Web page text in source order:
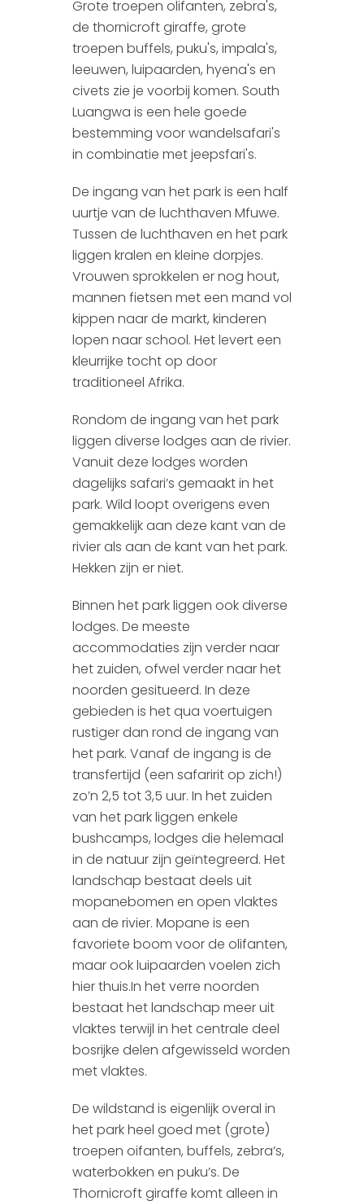
Grote troepen olifanten, zebra's,
de thornicroft giraffe, grote
troepen buffels, puku's, impala's,
leeuwen, luipaarden, hyena's en
civets zie je voorbij komen. South
Luangwa is een hele goede
bestemming voor wandelsafari's
in combinatie met jeepsfari's.
De ingang van het park is een half
uurtje van de luchthaven Mfuwe.
Tussen de luchthaven en het park
liggen kralen en kleine dorpjes.
Vrouwen sprokkelen er nog hout,
mannen fietsen met een mand vol
kippen naar de markt, kinderen
lopen naar school. Het levert een
kleurrijke tocht op door
traditioneel Afrika.
Rondom de ingang van het park
liggen diverse lodges aan de rivier.
Vanuit deze lodges worden
dagelijks safari’s gemaakt in het
park. Wild loopt overigens even
gemakkelijk aan deze kant van de
rivier als aan de kant van het park.
Hekken zijn er niet.
Binnen het park liggen ook diverse
lodges. De meeste
accommodaties zijn verder naar
het zuiden, ofwel verder naar het
noorden gesitueerd. In deze
gebieden is het qua voertuigen
rustiger dan rond de ingang van
het park. Vanaf de ingang is de
transfertijd (een safaririt op zich!)
zo’n 2,5 tot 3,5 uur. In het zuiden
van het park liggen enkele
bushcamps, lodges die helemaal
in de natuur zijn geïntegreerd. Het
landschap bestaat deels uit
mopanebomen en open vlaktes
aan de rivier. Mopane is een
favoriete boom voor de olifanten,
maar ook luipaarden voelen zich
hier thuis.In het verre noorden
bestaat het landschap meer uit
vlaktes terwijl in het centrale deel
bosrijke delen afgewisseld worden
met vlaktes.
De wildstand is eigenlijk overal in
het park heel goed met (grote)
troepen oifanten, buffels, zebra’s,
waterbokken en puku’s. De
Thornicroft giraffe komt alleen in